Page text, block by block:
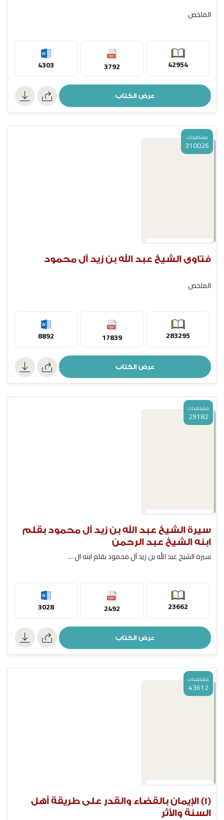
الملخص
42954
3792
4303
عرض الكتاب
مشاهدات
310026
فتاوى الشيخ عبد الله بن زيد آل محمود
الملخص
283295
17839
8892
عرض الكتاب
مشاهدات
29182
سيرة الشيخ عبد الله بن زيد آل محمود بقلم
ابنه الشيخ عبد الرحمن
سيرة الشيخ عبد الله بن زيد آل محمود بقلم ابنه ال ...
23662
2492
3028
عرض الكتاب
مشاهدات
43612
(1) الإيمان بالقضاء والقدر على طريقة أهل
السنة والأثر